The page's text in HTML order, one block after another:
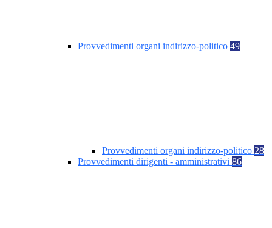
Provvedimenti organi indirizzo-politico 49
Provvedimenti organi indirizzo-politico 28
Provvedimenti dirigenti - amministrativi 86